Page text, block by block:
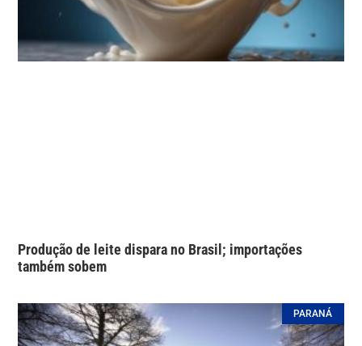
Produção de leite dispara no Brasil; importações
também sobem
PARANÁ